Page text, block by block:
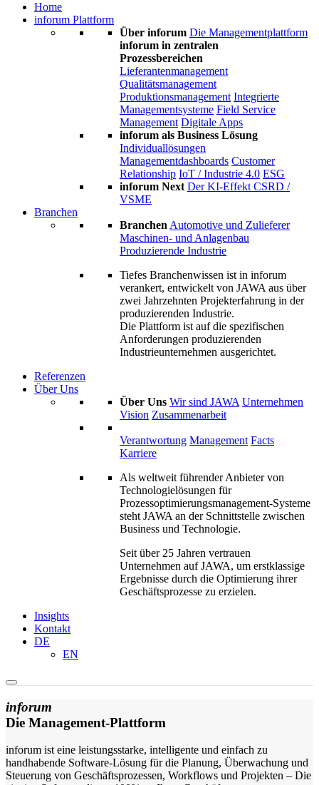
Home
inforum Plattform
Über inforum Die Managementplattform
inforum in zentralen
Prozessbereichen
Lieferantenmanagement
Qualitätsmanagement
Produktionsmanagement Integrierte
Managementsysteme Field Service
Management Digitale Apps
inforum als Business Lösung
Individuallösungen
Managementdashboards Customer
Relationship IoT / Industrie 4.0 ESG
inforum Next Der KI-Effekt CSRD /
VSME
Branchen
Branchen Automotive und Zulieferer
Maschinen- und Anlagenbau
Produzierende Industrie
Tiefes Branchenwissen ist in inforum
verankert, entwickelt von JAWA aus über
zwei Jahrzehnten Projekterfahrung in der
produzierenden Industrie.
Die Plattform ist auf die spezifischen
Anforderungen produzierenden
Industrieunternehmen ausgerichtet.
Referenzen
Über Uns
Über Uns Wir sind JAWA Unternehmen
Vision Zusammenarbeit
Verantwortung Management Facts
Karriere
Als weltweit führender Anbieter von
Technologielösungen für
Prozessoptimierungs­management-Systeme
steht JAWA an der Schnittstelle zwischen
Business und Technologie.
Seit über 25 Jahren vertrauen
Unternehmen auf JAWA, um erstklassige
Ergebnisse durch die Optimierung ihrer
Geschäftsprozesse zu erzielen.
Insights
Kontakt
DE
EN
inforum
Die Management-Plattform
inforum ist eine leistungsstarke, intelligente und einfach zu
handhabende Software-Lösung für die Planung, Überwachung und
Steuerung von Geschäftsprozessen, Workflows und Projekten – Die